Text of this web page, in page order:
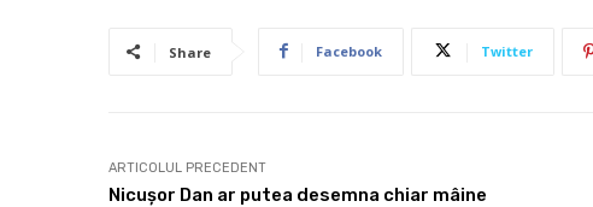
Share Facebook Twitter
ARTICOLUL PRECEDENT
Nicușor Dan ar putea desemna chiar mâine